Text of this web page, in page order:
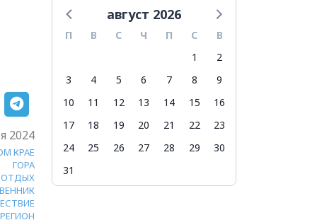
2024
КРАЕ
ГОРА
ОТДЫХ
РЕГИОН
август 2026
П В С Ч П С
В
1
2
3
4 5 6 7 8
9
10
11 12 13 14 15
16
17
18 19 20 21 22
23
24
25 26 27 28 29
30
31